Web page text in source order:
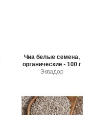
Чиа белые семена,
органические - 100 г
Эквадор